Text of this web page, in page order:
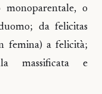
o
da felicitas
femina) a felicità;
massificata e